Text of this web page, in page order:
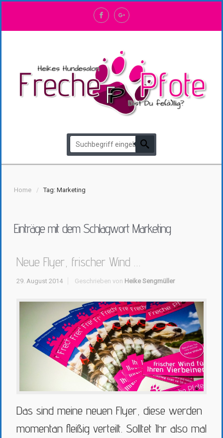
Home Tag: Marketing
Einträge mit dem Schlagwort Marketing
Neue Flyer, frischer Wind …
29. August 2014 Geschrieben von Heike Sengmüller
Das sind meine neuen Flyer, diese werden
momentan fleißig verteilt. Solltet Ihr also mal